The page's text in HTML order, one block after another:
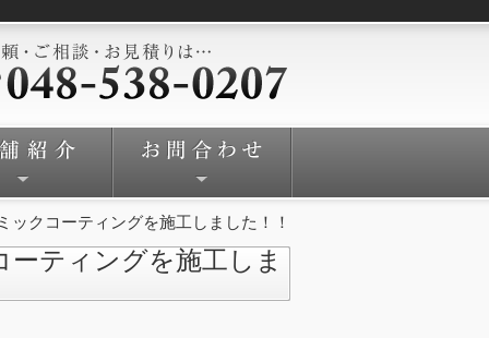
クコーティングを施工しました！！
ティングを施工しま